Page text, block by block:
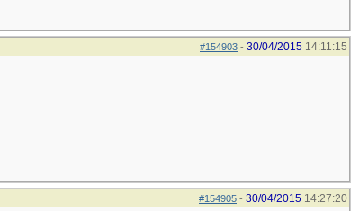
#154903 - 30/04/2015 14:11:15
#154905 - 30/04/2015 14:27:20